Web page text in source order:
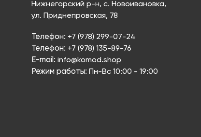
Нижнегорский р-н, с. Новоивановка,
ул. Приднепровская, 78
Телефон: +7 (978) 299-07-24
Телефон: +7 (978) 135-89-76
E-mail: info@komod.shop
Режим работы: Пн-Вс 10:00 - 19:00